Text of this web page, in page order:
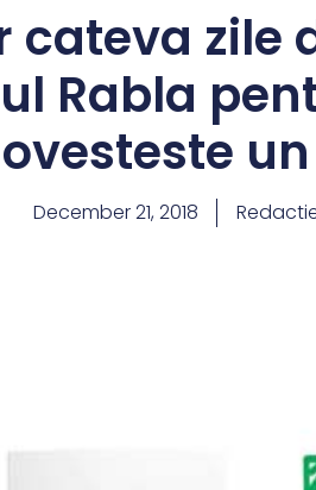
cateva zile
Rabla
December 21, 2018 Redactie